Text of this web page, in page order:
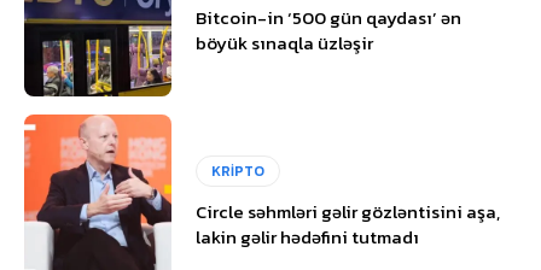
Bitcoin-in ‘500 gün qaydası’ ən
böyük sınaqla üzləşir
KRİPTO
Circle səhmləri gəlir gözləntisini aşa,
lakin gəlir hədəfini tutmadı